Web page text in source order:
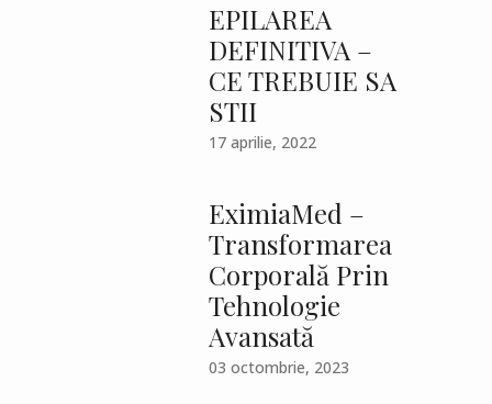
EPILAREA
DEFINITIVA –
CE TREBUIE SA
STII
17 aprilie, 2022
EximiaMed –
Transformarea
Corporală Prin
Tehnologie
Avansată
03 octombrie, 2023